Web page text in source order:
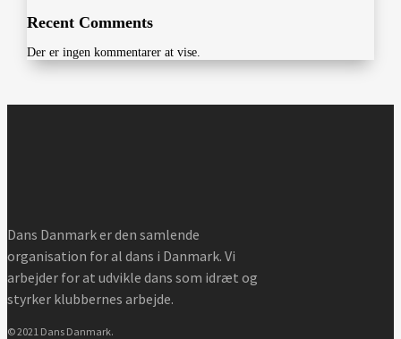
Recent Comments
Der er ingen kommentarer at vise.
Dans Danmark er den samlende
organisation for al dans i Danmark. Vi
arbejder for at udvikle dans som idræt og
styrker klubbernes arbejde.
© 2021 Dans Danmark.